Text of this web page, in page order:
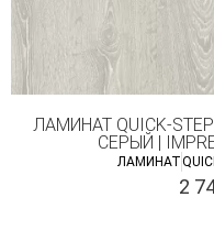
ЛАМИНАТ QUICK-
СЕРЫЙ |
ЛАМИНАТ
2